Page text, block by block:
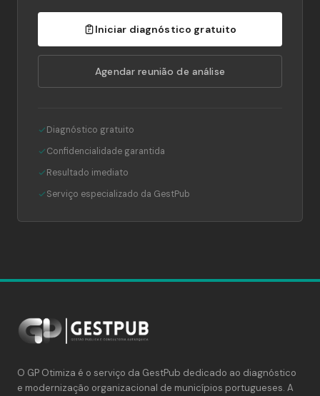
Iniciar diagnóstico gratuito
Agendar reunião de análise
Diagnóstico gratuito
Confidencialidade garantida
Resultado imediato
Serviço especializado da GestPub
O GP Otimiza é o serviço da GestPub dedicado ao diagnóstico
e modernização organizacional de municípios portugueses. A